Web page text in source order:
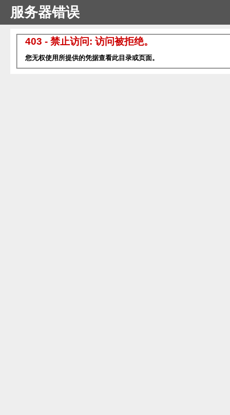
服务器错误
403 - 禁止访问: 访问被拒绝。
您无权使用所提供的凭据查看此目录或页面。